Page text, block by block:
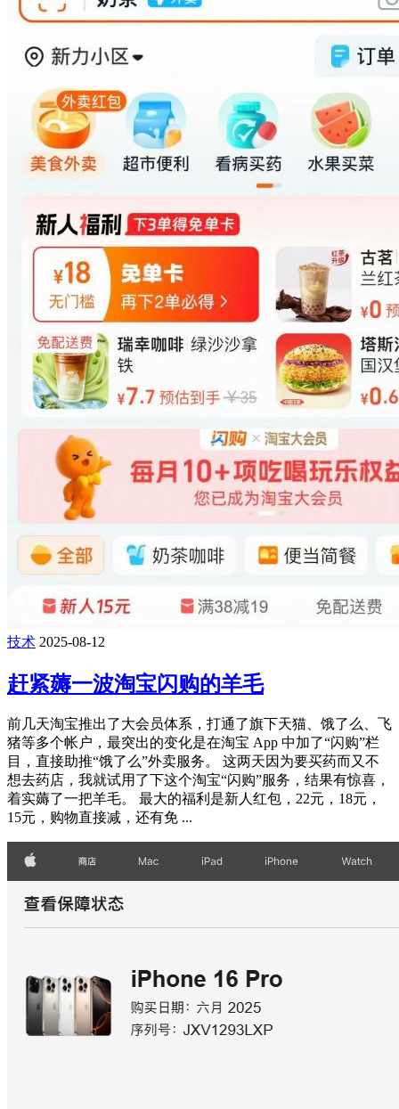
技术 2025-08-12
赶紧薅一波淘宝闪购的羊毛
前几天淘宝推出了大会员体系，打通了旗下天猫、饿了么、飞
猪等多个帐户，最突出的变化是在淘宝 App 中加了“闪购”栏
目，直接助推“饿了么”外卖服务。 这两天因为要买药而又不
想去药店，我就试用了下这个淘宝“闪购”服务，结果有惊喜，
着实薅了一把羊毛。 最大的福利是新人红包，22元，18元，
15元，购物直接减，还有免 ...